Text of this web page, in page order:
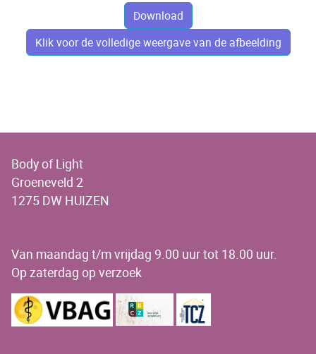
Download
Klik voor de volledige weergave van de afbeelding
Body of Light
Groeneveld 2
1275 DW HUIZEN
Van maandag t/m vrijdag 9.00 uur tot 18.00 uur.
Op zaterdag op verzoek